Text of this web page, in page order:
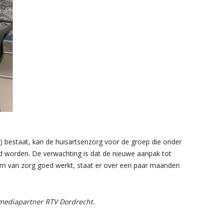
bestaat, kan de huisartsenzorg voor de groep die onder
De verwachting is dat de nieuwe aanpak tot
van zorg goed werkt, staat er over een paar maanden
RTV Dordrecht.